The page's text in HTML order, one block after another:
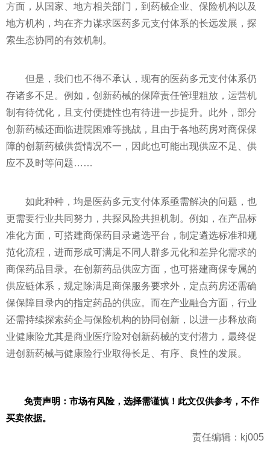
方面，从国家、地方相关部门，到药械企业、保险机构以及
地方机构，均在齐力谋求医药多元支付体系的长远发展，探
索生态协同的有效机制。
但是，我们也不得不承认，现有的医药多元支付体系仍
存诸多不足。例如，创新药械的保障责任管理粗放，运营机
制有待优化，且支付便捷性也有待进一步提升。此外，部分
创新药械还面临进院困难等挑战，且由于各地药房对商保保
障的创新药械供货情况不一，因此也可能出现供应不足、供
应不及时等问题……
如此种种，均是医药多元支付体系亟需解决的问题，也
更需要行业共同努力，共探风险共担机制。例如，在产品标
准化方面，可搭建商保药目录遴选平台，制定遴选标准和规
范化流程，进而形成可满足不同人群多元化和差异化需求的
商保药品目录。在创新药品供应方面，也可搭建商保专属的
供应链体系，规定除满足商保服务要求外，定点药房还需确
保保障目录内的指定药品的供应。而在产业融合方面，行业
还需持续探索药企与保险机构的协同创新，以进一步释放商
业健康险尤其是商业医疗险对创新药械的支付潜力，最终促
进创新药械与健康险行业取得长足、有序、良性的发展。
免责声明：市场有风险，选择需谨慎！此文仅供参考，不作
买卖依据。
责任编辑：kj005